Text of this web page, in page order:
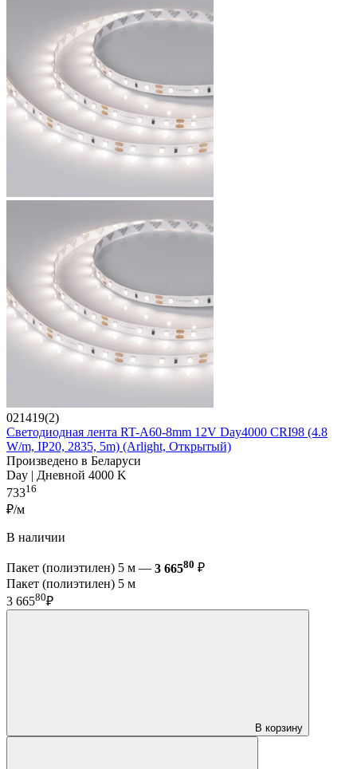
021419(2)
Светодиодная лента RT-A60-8mm 12V Day4000 CRI98 (4.8
W/m, IP20, 2835, 5m) (Arlight, Открытый)
Произведено в Беларуси
Day | Дневной 4000 K
73316
₽/м
В наличии
Пакет (полиэтилен) 5 м — 3 66580 ₽
Пакет (полиэтилен) 5 м
3 66580₽
В корзину